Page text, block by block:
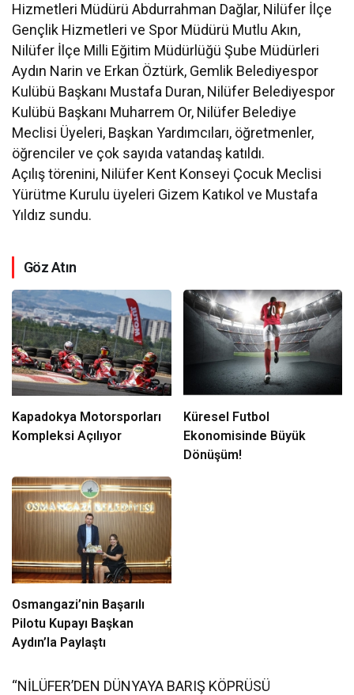
Hizmetleri Müdürü Abdurrahman Dağlar, Nilüfer İlçe
Gençlik Hizmetleri ve Spor Müdürü Mutlu Akın,
Nilüfer İlçe Milli Eğitim Müdürlüğü Şube Müdürleri
Aydın Narin ve Erkan Öztürk, Gemlik Belediyespor
Kulübü Başkanı Mustafa Duran, Nilüfer Belediyespor
Kulübü Başkanı Muharrem Or, Nilüfer Belediye
Meclisi Üyeleri, Başkan Yardımcıları, öğretmenler,
öğrenciler ve çok sayıda vatandaş katıldı.
Açılış törenini, Nilüfer Kent Konseyi Çocuk Meclisi
Yürütme Kurulu üyeleri Gizem Katıkol ve Mustafa
Yıldız sundu.
Göz Atın
Kapadokya Motorsporları
Kompleksi Açılıyor
Küresel Futbol
Ekonomisinde Büyük
Dönüşüm!
Osmangazi’nin Başarılı
Pilotu Kupayı Başkan
Aydın’la Paylaştı
“NİLÜFER’DEN DÜNYAYA BARIŞ KÖPRÜSÜ